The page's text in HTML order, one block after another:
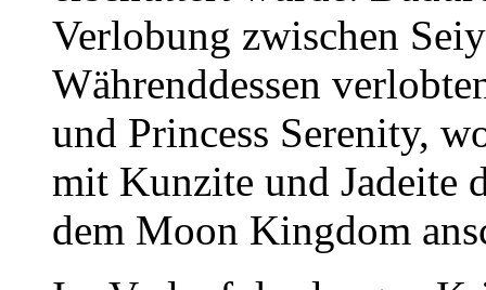
Verlobung zwischen
Währenddessen
und Princess Serenity,
mit Kunzite und Jadeite
dem Moon Kingdom